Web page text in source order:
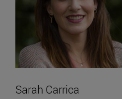
Sarah Carrica